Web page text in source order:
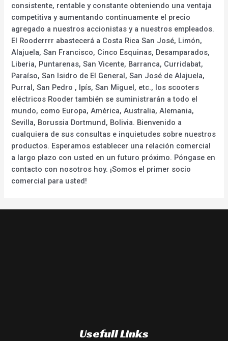
consistente, rentable y constante obteniendo una ventaja
competitiva y aumentando continuamente el precio
agregado a nuestros accionistas y a nuestros empleados.
El Rooderrrr abastecerá a Costa Rica San José, Limón,
Alajuela, San Francisco, Cinco Esquinas, Desamparados,
Liberia, Puntarenas, San Vicente, Barranca, Curridabat,
Paraíso, San Isidro de El General, San José de Alajuela,
Purral, San Pedro , Ipís, San Miguel, etc., los scooters
eléctricos Rooder también se suministrarán a todo el
mundo, como Europa, América, Australia, Alemania,
Sevilla, Borussia Dortmund, Bolivia. Bienvenido a
cualquiera de sus consultas e inquietudes sobre nuestros
productos. Esperamos establecer una relación comercial
a largo plazo con usted en un futuro próximo. Póngase en
contacto con nosotros hoy. ¡Somos el primer socio
comercial para usted!
Usefull Links